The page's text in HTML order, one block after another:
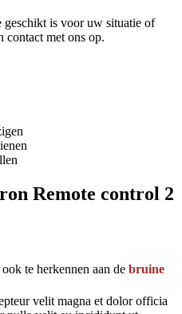
geschikt is voor uw situatie of
contact met ons op.
Remote control 2
te herkennen aan de bruine
velit magna et dolor officia